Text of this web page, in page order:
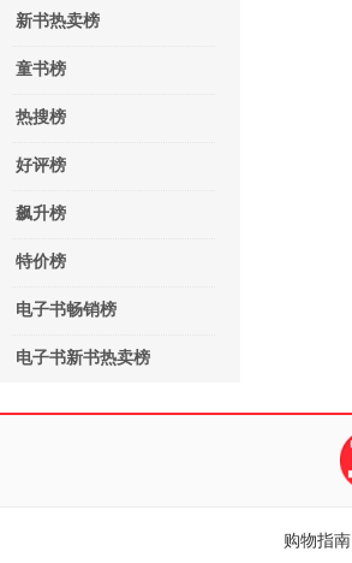
新书热卖榜
童书榜
热搜榜
好评榜
飙升榜
特价榜
电子书畅销榜
电子书新书热卖榜
购物指南